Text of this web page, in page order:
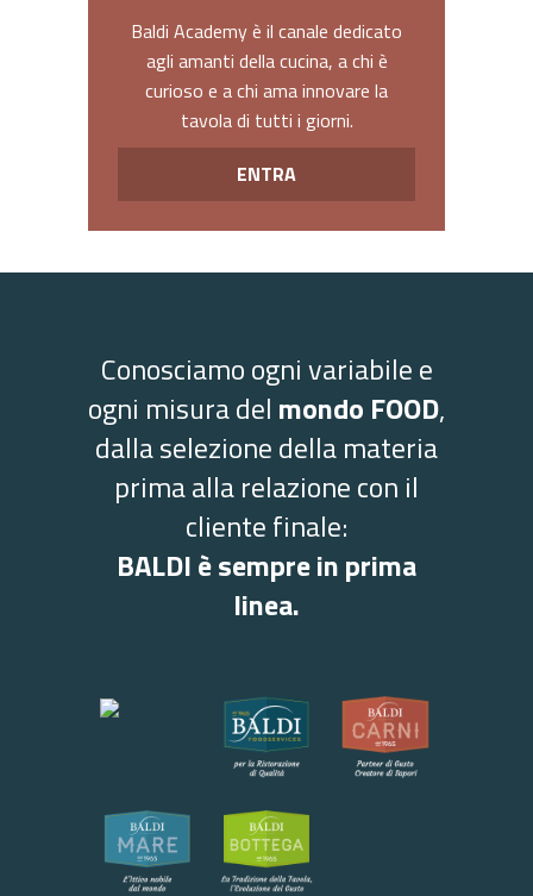
Baldi Academy è il canale dedicato
agli amanti della cucina, a chi è
curioso e a chi ama innovare la
tavola di tutti i giorni.
ENTRA
Conosciamo ogni variabile e
ogni misura del mondo FOOD,
dalla selezione della materia
prima alla relazione con il
cliente finale:
BALDI è sempre in prima
linea.